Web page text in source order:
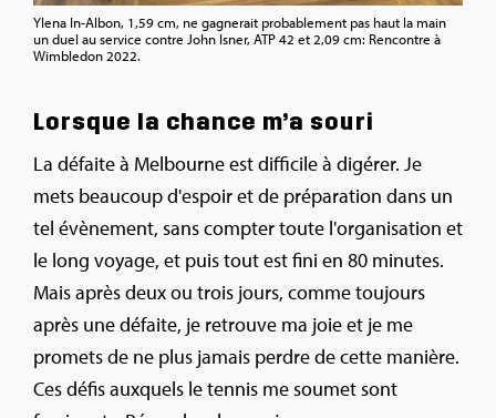
Ylena In-Albon, 1,59 cm, ne gagnerait probablement pas haut la main
un duel au service contre John Isner, ATP 42 et 2,09 cm: Rencontre à
Wimbledon 2022.
Lorsque la chance m’a souri
La défaite à Melbourne est difficile à digérer. Je
mets beaucoup d'espoir et de préparation dans un
tel évènement, sans compter toute l'organisation et
le long voyage, et puis tout est fini en 80 minutes.
Mais après deux ou trois jours, comme toujours
après une défaite, je retrouve ma joie et je me
promets de ne plus jamais perdre de cette manière.
Ces défis auxquels le tennis me soumet sont